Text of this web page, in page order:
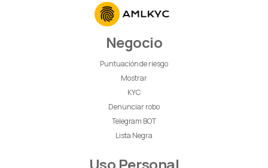
Negocio
Puntuación de riesgo
Mostrar
KYC
Denunciar robo
Telegram BOT
Lista Negra